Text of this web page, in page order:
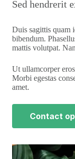
Sed hendrerit
Duis sagittis quam
bibendum.
mattis volutpat.
Ut ullamcorper
Morbi egestas
amet.
Contact